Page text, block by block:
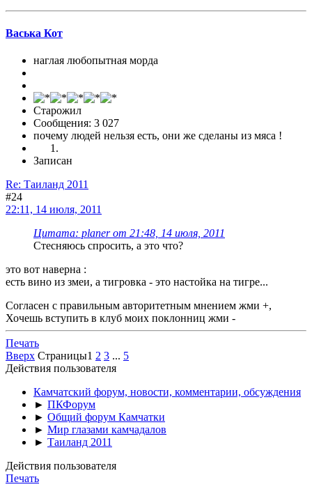
Васька Кот
наглая любопытная морда
Старожил
Сообщения: 3 027
почему людей нельзя есть, они же сделаны из мяса !
Записан
Re: Таиланд 2011
#24
22:11, 14 июля, 2011
Цитата: planer от 21:48, 14 июля, 2011
Стесняюсь спросить, а это что?
это вот наверна :
есть вино из змеи, а тигровка - это настойка на тигре...
Согласен с правильным авторитетным мнением жми +,
Хочешь вступить в клуб моих поклонниц жми -
Печать
Вверх Страницы1 2 3 ... 5
Действия пользователя
Камчатский форум, новости, комментарии, обсуждения
► ПКФорум
► Общий форум Камчатки
► Мир глазами камчадалов
► Таиланд 2011
Действия пользователя
Печать